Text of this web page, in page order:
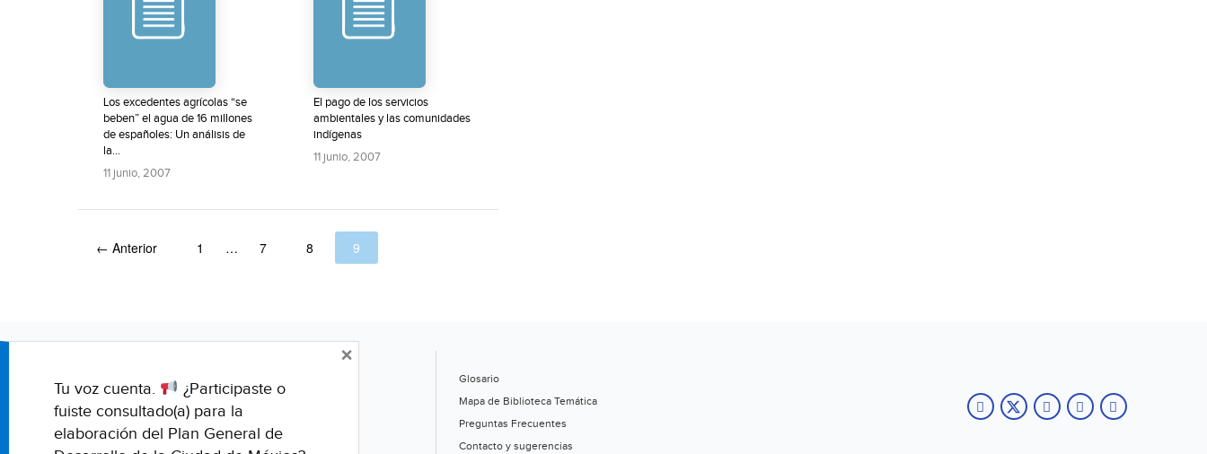
Los excedentes agrícolas “se
beben” el agua de 16 millones
de españoles: Un análisis de
la...
11 junio, 2007
El pago de los servicios
ambientales y las comunidades
indígenas
11 junio, 2007
← Anterior 1 … 7 8 9
Glosario
Mapa de Biblioteca Temática
Preguntas Frecuentes
Contacto y sugerencias
Tu voz cuenta.
¿Participaste o
fuiste consultado(a) para la
elaboración del Plan General de
×